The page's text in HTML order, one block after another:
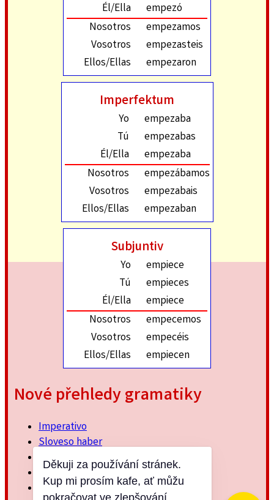
Él/Ella
empezó
Nosotros
empezamos
Vosotros
empezasteis
Ellos/Ellas
empezaron
Imperfektum
Yo
empezaba
Tú
empezabas
Él/Ella
empezaba
Nosotros
empezábamos
Vosotros
empezabais
Ellos/Ellas
empezaban
Subjuntiv
Yo
empiece
Tú
empieces
Él/Ella
empiece
Nosotros
empecemos
Vosotros
empecéis
Ellos/Ellas
empiecen
Nové přehledy gramatiky
Imperativo
Sloveso haber
Imperfektum
Přítomný subjuntiv
Minulý jednoduchý
Děkuji za používání stránek.
Kup mi prosím kafe, ať můžu
pokračovat ve zlepšování